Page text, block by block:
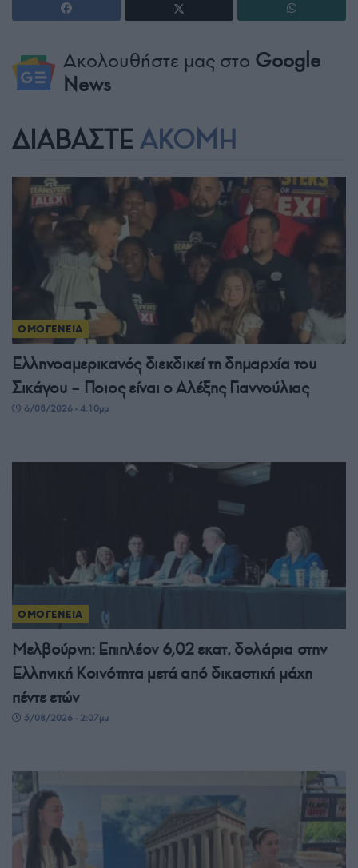
Ακολουθήστε μας στο Google
News
ΔΙΑΒΑΣΤΕ ΑΚΟΜΗ
ΟΜΟΓΕΝΕΙΑ
Ελληνοαμερικανός διεκδικεί τη δημαρχία του
Σικάγου – Ποιος είναι ο Αλέξης Γιαννούλιας
6/08/2026 - 4:10μμ
ΟΜΟΓΕΝΕΙΑ
Μελβούρνη: Επιπλέον 6,02 εκατ. δολάρια στην
Ελληνική Κοινότητα μετά από δικαστική μάχη
πέντε ετών
5/08/2026 - 2:07μμ